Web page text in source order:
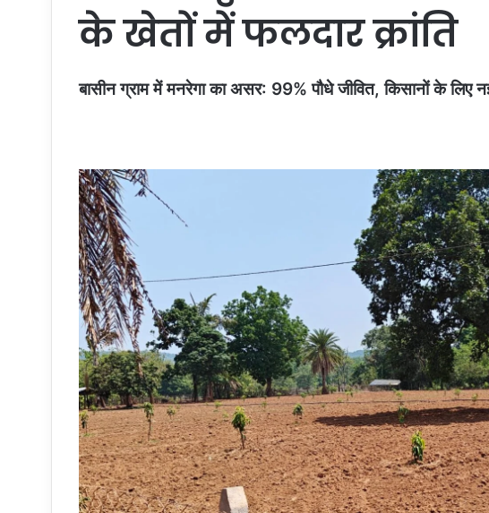
के खेतों में फलदार क्रांति
बासीन ग्राम में मनरेगा का असर: 99% पौधे जीवित, किसानों के लिए